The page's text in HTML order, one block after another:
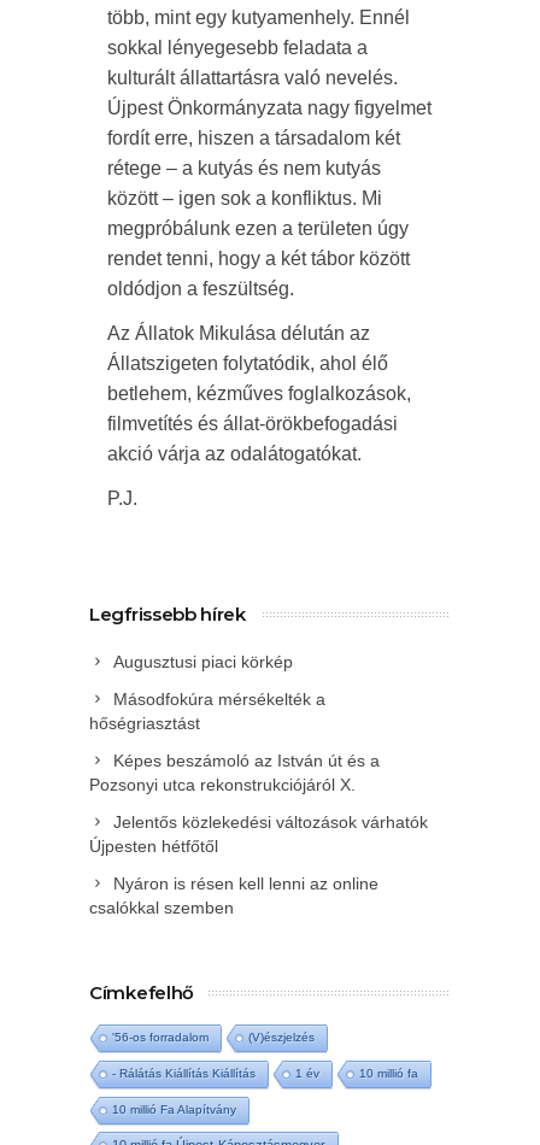
több, mint egy kutyamenhely. Ennél
sokkal lényegesebb feladata a
kulturált állattartásra való nevelés.
Újpest Önkormányzata nagy figyelmet
fordít erre, hiszen a társadalom két
rétege – a kutyás és nem kutyás
között – igen sok a konfliktus. Mi
megpróbálunk ezen a területen úgy
rendet tenni, hogy a két tábor között
oldódjon a feszültség.
Az Állatok Mikulása délután az
Állatszigeten folytatódik, ahol élő
betlehem, kézműves foglalkozások,
filmvetítés és állat-örökbefogadási
akció várja az odalátogatókat.
P.J.
Legfrissebb hírek
Augusztusi piaci körkép
Másodfokúra mérsékelték a
hőségriasztást
Képes beszámoló az István út és a
Pozsonyi utca rekonstrukciójáról X.
Jelentős közlekedési változások várhatók
Újpesten hétfőtől
Nyáron is résen kell lenni az online
csalókkal szemben
Címkefelhő
'56-os forradalom (V)észjelzés
- Rálátás Kiállítás Kiállítás 1 év 10 millió fa
10 millió Fa Alapítvány